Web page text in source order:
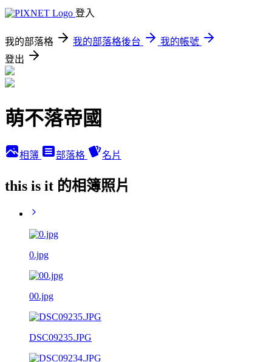
登入
我的部落格 我的部落格後台
我的帳號
登出
萌不落帝國
相簿 部落格 名片
this is it 的相簿照片
0.jpg
00.jpg
DSC09235.JPG